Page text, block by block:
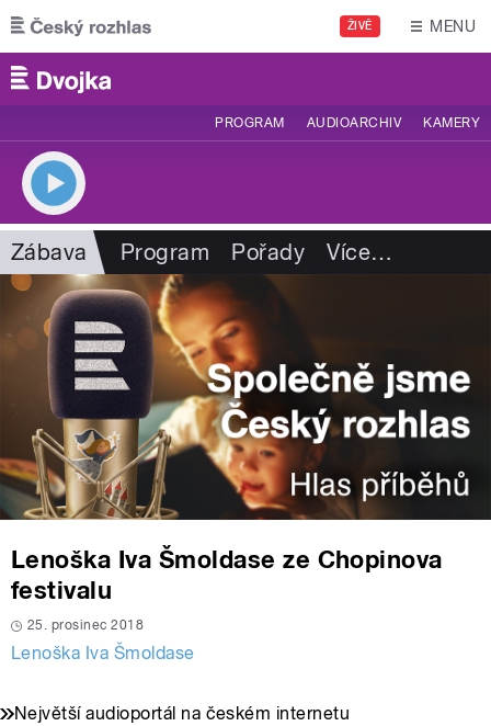
Přejít k hlavnímu obsahu
ŽIVĚ MENU
PROGRAM AUDIOARCHIV KAMERY
Zábava Program Pořady Více…
Lenoška Iva Šmoldase ze Chopinova
festivalu
25. prosinec 2018
Lenoška Iva Šmoldase
Největší audioportál na českém internetu